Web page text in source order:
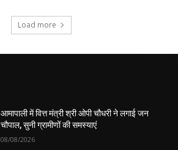
Load more
आमापाली में वित्त मंत्री श्री ओपी चौधरी ने लगाई जन
चौपाल, सुनी ग्रामीणों की समस्याएं
08/08/2026